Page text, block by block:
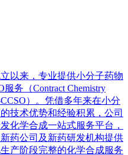
以来，专业提供小分子药物
务（Contract Chemistry
CCSO）。凭借多年来在小分
技术优势和经验积累，公司
化学合成一站式服务平台，
药公司及新药研发机构提供
产阶段完整的化学合成服务